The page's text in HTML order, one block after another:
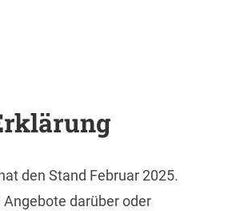
den Stand Februar 2025.
darüber oder